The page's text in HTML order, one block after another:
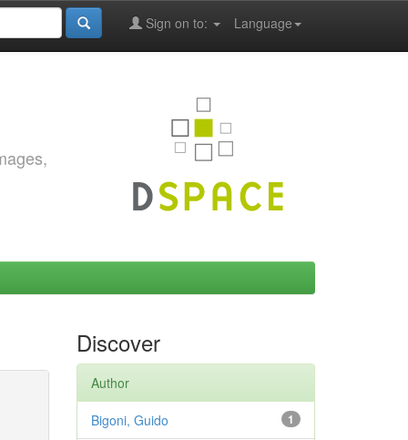
Language
Sign on to:
Discover
Author
1
Bigoni, Guido